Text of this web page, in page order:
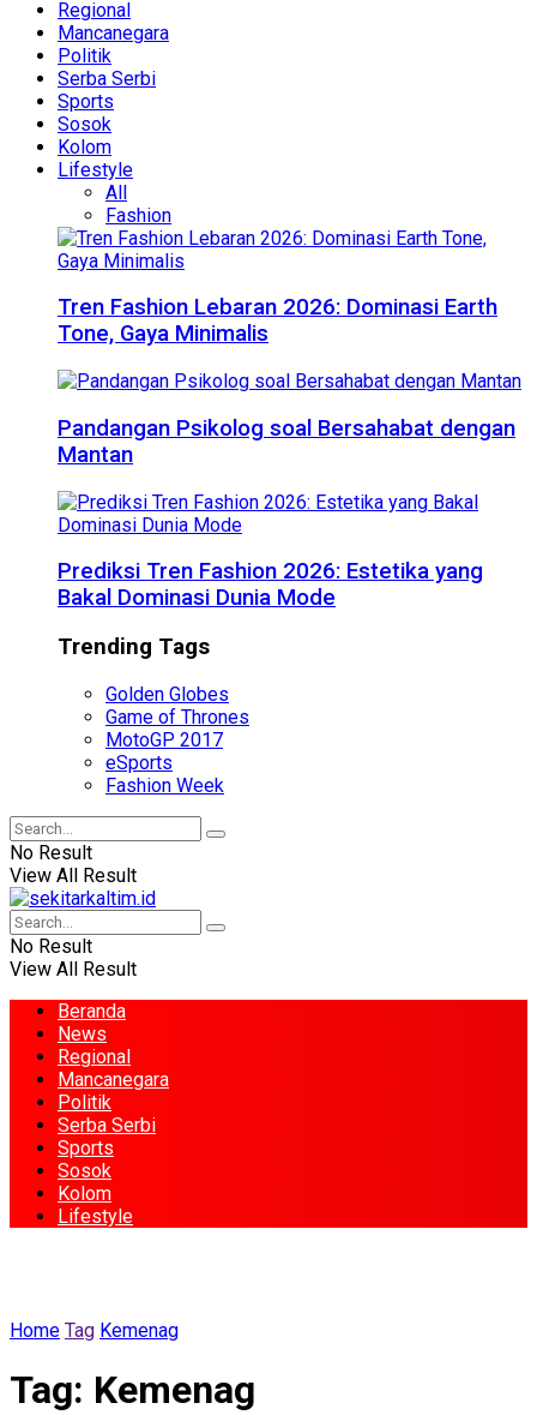
Regional
Mancanegara
Politik
Serba Serbi
Sports
Sosok
Kolom
Lifestyle
All
Fashion
Tren Fashion Lebaran 2026: Dominasi Earth
Tone, Gaya Minimalis
Pandangan Psikolog soal Bersahabat dengan
Mantan
Prediksi Tren Fashion 2026: Estetika yang
Bakal Dominasi Dunia Mode
Trending Tags
Golden Globes
Game of Thrones
MotoGP 2017
eSports
Fashion Week
No Result
View All Result
No Result
View All Result
Beranda
News
Regional
Mancanegara
Politik
Serba Serbi
Sports
Sosok
Kolom
Lifestyle
Home Tag Kemenag
Tag: Kemenag